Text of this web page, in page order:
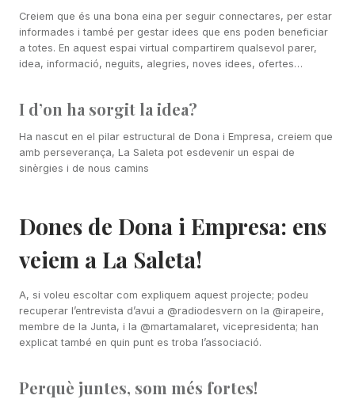
Creiem que és una bona eina per seguir connectares, per estar
informades i també per gestar idees que ens poden beneficiar
a totes. En aquest espai virtual compartirem qualsevol parer,
idea, informació, neguits, alegries, noves idees, ofertes…
I d’on ha sorgit la idea?
Ha nascut en el pilar estructural de Dona i Empresa, creiem que
amb perseverança, La Saleta pot esdevenir un espai de
sinèrgies i de nous camins
Dones de Dona i Empresa: ens
veiem a La Saleta!
A, si voleu escoltar com expliquem aquest projecte; podeu
recuperar l’entrevista d’avui a @radiodesvern on la @irapeire,
membre de la Junta, i la @martamalaret, vicepresidenta; han
explicat també en quin punt es troba l’associació.
Perquè juntes, som més fortes!